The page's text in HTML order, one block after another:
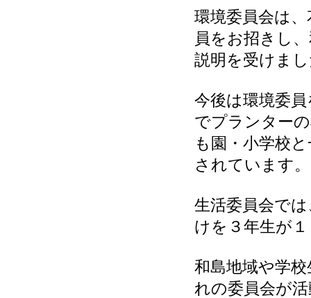
環境委員会は
員をお招きし
説明を受けま
今後は環境委
でプランター
も園・小学校
されています。
生活委員会で
けを３年生が
和島地域や学
れの委員会が